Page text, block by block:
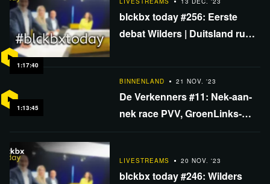
1:17:40
blckbx today #256: Eerste
debat Wilders | Duitsland rukt
1:13:45
BINNENLAND 21 NOV. '23
De Verkenners #11: Nek-aan-
nek race PVV, GroenLinks-
Baudet?
LIVESTREAMS 20 NOV. '23
blckbx today #246: Wilders